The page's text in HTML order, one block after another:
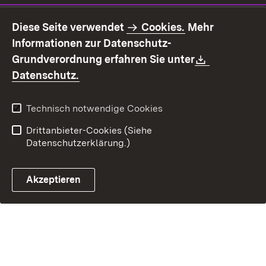
Benutzungshinweise
Erklärung zur
Barrierefreiheit
Kontakt
Fehlerhaften Link melden
Diese Seite verwendet Cookies. Mehr
Informationen zur Datenschutz-
Grundverordnung erfahren Sie unter
Datenschutz.
Technisch notwendige Cookies
Drittanbieter-Cookies (Siehe
Datenschutzerklärung.)
Akzeptieren